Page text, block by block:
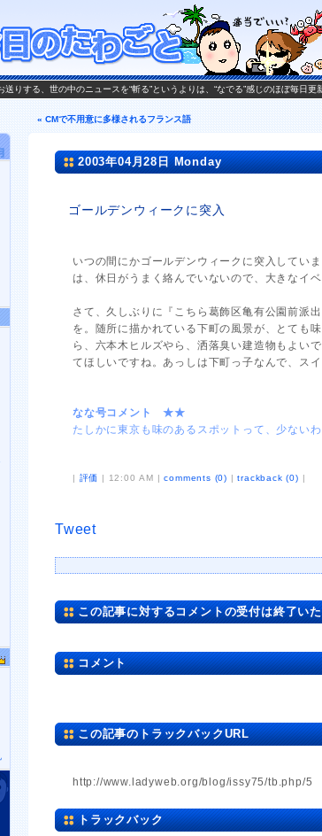
りする、世の中のニュースを“斬る”というよりは、“なでる”感じのほぼ毎日更
« CMで不用意に多様されるフランス語
2003年04月28日 Monday
ゴールデンウィークに突入
いつの間にかゴールデンウィークに突入してい
は、休日がうまく絡んでいないので、大きなイ
さて、久しぶりに『こちら葛飾区亀有公園前派
を。随所に描かれている下町の風景が、とても
ら、六本木ヒルズやら、洒落臭い建造物もよい
てほしいですね。あっしは下町っ子なんで、スイ
なな号コメント ★★
たしかに東京も味のあるスポットって、少ないわ
| 評価 | 12:00 AM |comments (0) |trackback (0) |
Tweet
この記事に対するコメントの受付は終了い
コメント
この記事のトラックバックURL
http://www.ladyweb.org/blog/issy75/tb.php/5
トラックバック